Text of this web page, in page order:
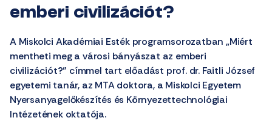
emberi civilizációt?
A Miskolci Akadémiai Esték programsorozatban „Miért
mentheti meg a városi bányászat az emberi
civilizációt?” címmel tart előadást prof. dr. Faitli József
egyetemi tanár, az MTA doktora, a Miskolci Egyetem
Nyersanyagelőkészítés és Környezettechnológiai
Intézetének oktatója.